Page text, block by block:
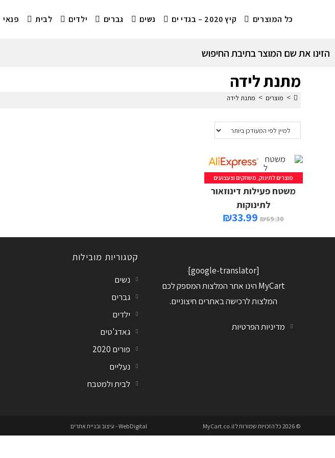
כל המוצרים קיץ 2020 – בגדי ים נשים גברים ילדים לבית פנאי
הזינו את שם המוצר בתיבת החיפוש
מתנת לידה
> מוצרים > מתנת לידה
מוצרים לתינוק, משחקים וצעצועים
משטח פעילות דינוזאור
לתינוקות
₪69.30
₪33.99
[google-translator]
MyCart הינו אתר המלצות המספק לכם
המלצות לרכישה באתרים חיצוניים.
מדיניות הפרטיות
קטגוריות מובילות
נשים
גברים
ילדים
גאדג'טים
פורים 2020
נעליים
לבית ולמטבח
© 2026 כל הזכויות שמורות ל WebDigital- עיצוב ובניית אתרים